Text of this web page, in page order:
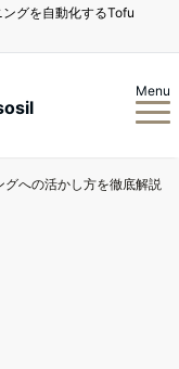
グを自動化するTofu
Menu
への活かし方を徹底解説